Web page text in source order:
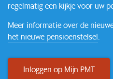
regelmatig een kijkje voor uw
Meer informatie over de
het nieuwe pensioenstelsel.
Inloggen op Mijn PMT